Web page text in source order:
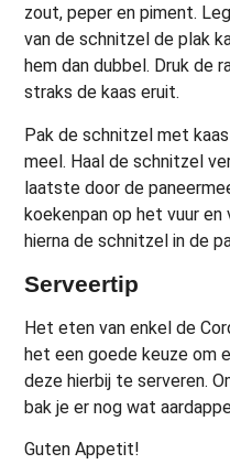
zout, peper en piment.
van de schnitzel de plak
hem dan dubbel. Druk de
straks de kaas eruit.
Pak de schnitzel met
meel. Haal de schnitzel
laatste door de
koekenpan op het vuur
hierna de schnitzel in de
Serveertip
Het eten van enkel de
het een goede keuze om
deze hierbij te serveren.
bak je er nog wat
Guten Appetit!